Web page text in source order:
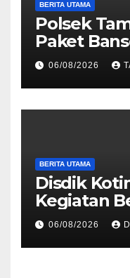
BERITA UTAMA
Polsek
Paket
Slum
Kepedulian
81 RI
06/08/2026
BERITA UTAMA
Disdik
Kegiatan
Musim
06/08/2026